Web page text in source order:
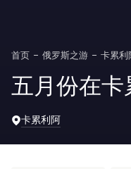
首页 俄罗斯之游 卡累利
五月份在卡
卡累利阿